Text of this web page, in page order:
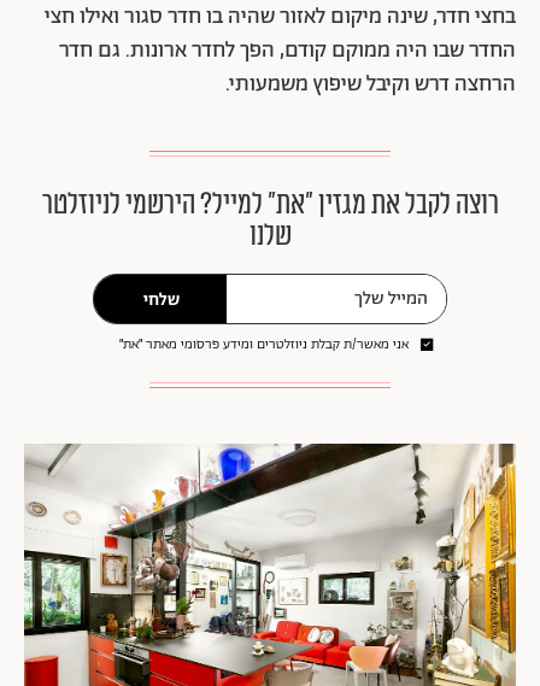
בחצי חדר, שינה מיקום לאזור שהיה בו חדר סגור ואילו חצי
החדר שבו היה ממוקם קודם, הפך לחדר ארונות. גם חדר
הרחצה דרש וקיבל שיפוץ משמעותי.
רוצה לקבל את מגזין ״את״ למייל? הירשמי לניוזלטר
שלנו
שלחי
אני מאשר/ת קבלת ניוזלטרים ומידע פרסומי מאתר ״את״